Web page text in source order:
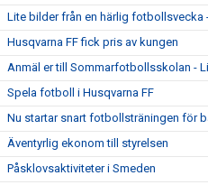
Lite bilder från en härlig fotbollsvecka
Husqvarna FF fick pris av kungen
Anmäl er till Sommarfotbollsskolan -
Spela fotboll i Husqvarna FF
Nu startar snart fotbollsträningen för
Äventyrlig ekonom till styrelsen
Påsklovsaktiviteter i Smeden